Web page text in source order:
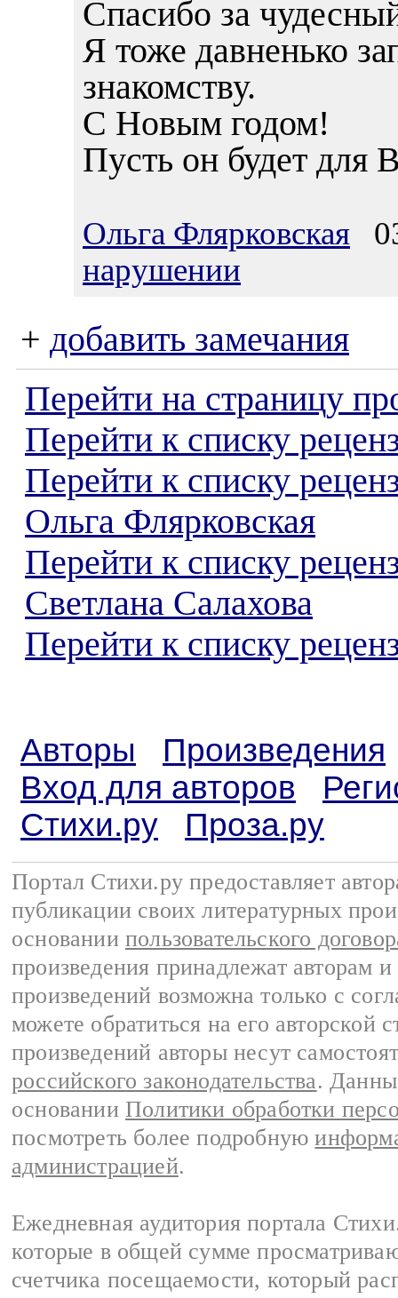
Спасибо за
Я тоже давненько
знакомству.
С Новым годом!
Пусть он будет для
Ольга Флярковская
нарушении
+ добавить замечания
Перейти на страницу
Перейти к списку
Перейти к списку
Ольга Флярковская
Перейти к списку
Светлана Салахова
Перейти к списку
Авторы
Произведения
Вход для авторов
Стихи.ру
Проза.ру
Портал Стихи.ру предоставляет
публикации своих литературных
основании пользовательского
произведения принадлежат авторам
произведений возможна только с
можете обратиться на его авторской
произведений авторы несут
российского законодательства.
основании Политики обработки
посмотреть более подробную
администрацией.
Ежедневная аудитория портала
которые в общей сумме
счетчика посещаемости, который